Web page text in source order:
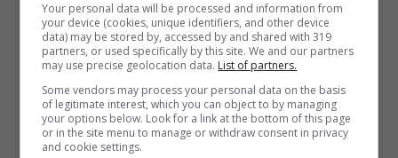
Post Instagram (Screenshot)
Your personal data will be processed and information from
your device (cookies, unique identifiers, and other device
data) may be stored by, accessed by and shared with 319
partners, or used specifically by this site. We and our partners
may use precise geolocation data. List of partners.
Some vendors may process your personal data on the basis
of legitimate interest, which you can object to by managing
your options below. Look for a link at the bottom of this page
or in the site menu to manage or withdraw consent in privacy
and cookie settings.